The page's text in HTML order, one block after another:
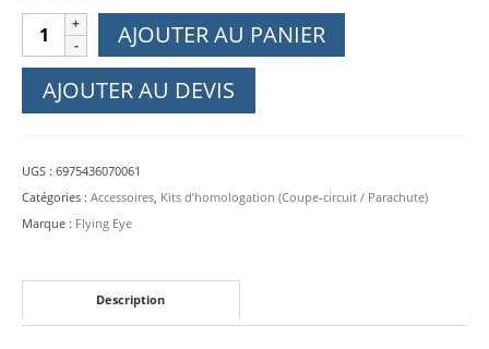
quantité
de
Pod
Flysafe
M3
M4
AJOUTER AU PANIER
AJOUTER AU DEVIS
UGS : 6975436070061
Catégories : Accessoires Kits d’homologation (Coupe-circuit / Parachute)
Marque : Flying Eye
Description